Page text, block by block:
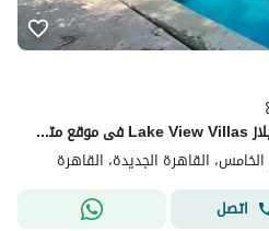
فيلا مستقلة للبيع في ليك فيو فيلاز Lake View Villas فى موقع متميز فيو مفتوح تشطيب كامل بالتكييفات بحري حمام سباحة خاص والسخانات في جميع أنحاء الفيلا
القاهرة الجديدة، القاهرة
اتصل